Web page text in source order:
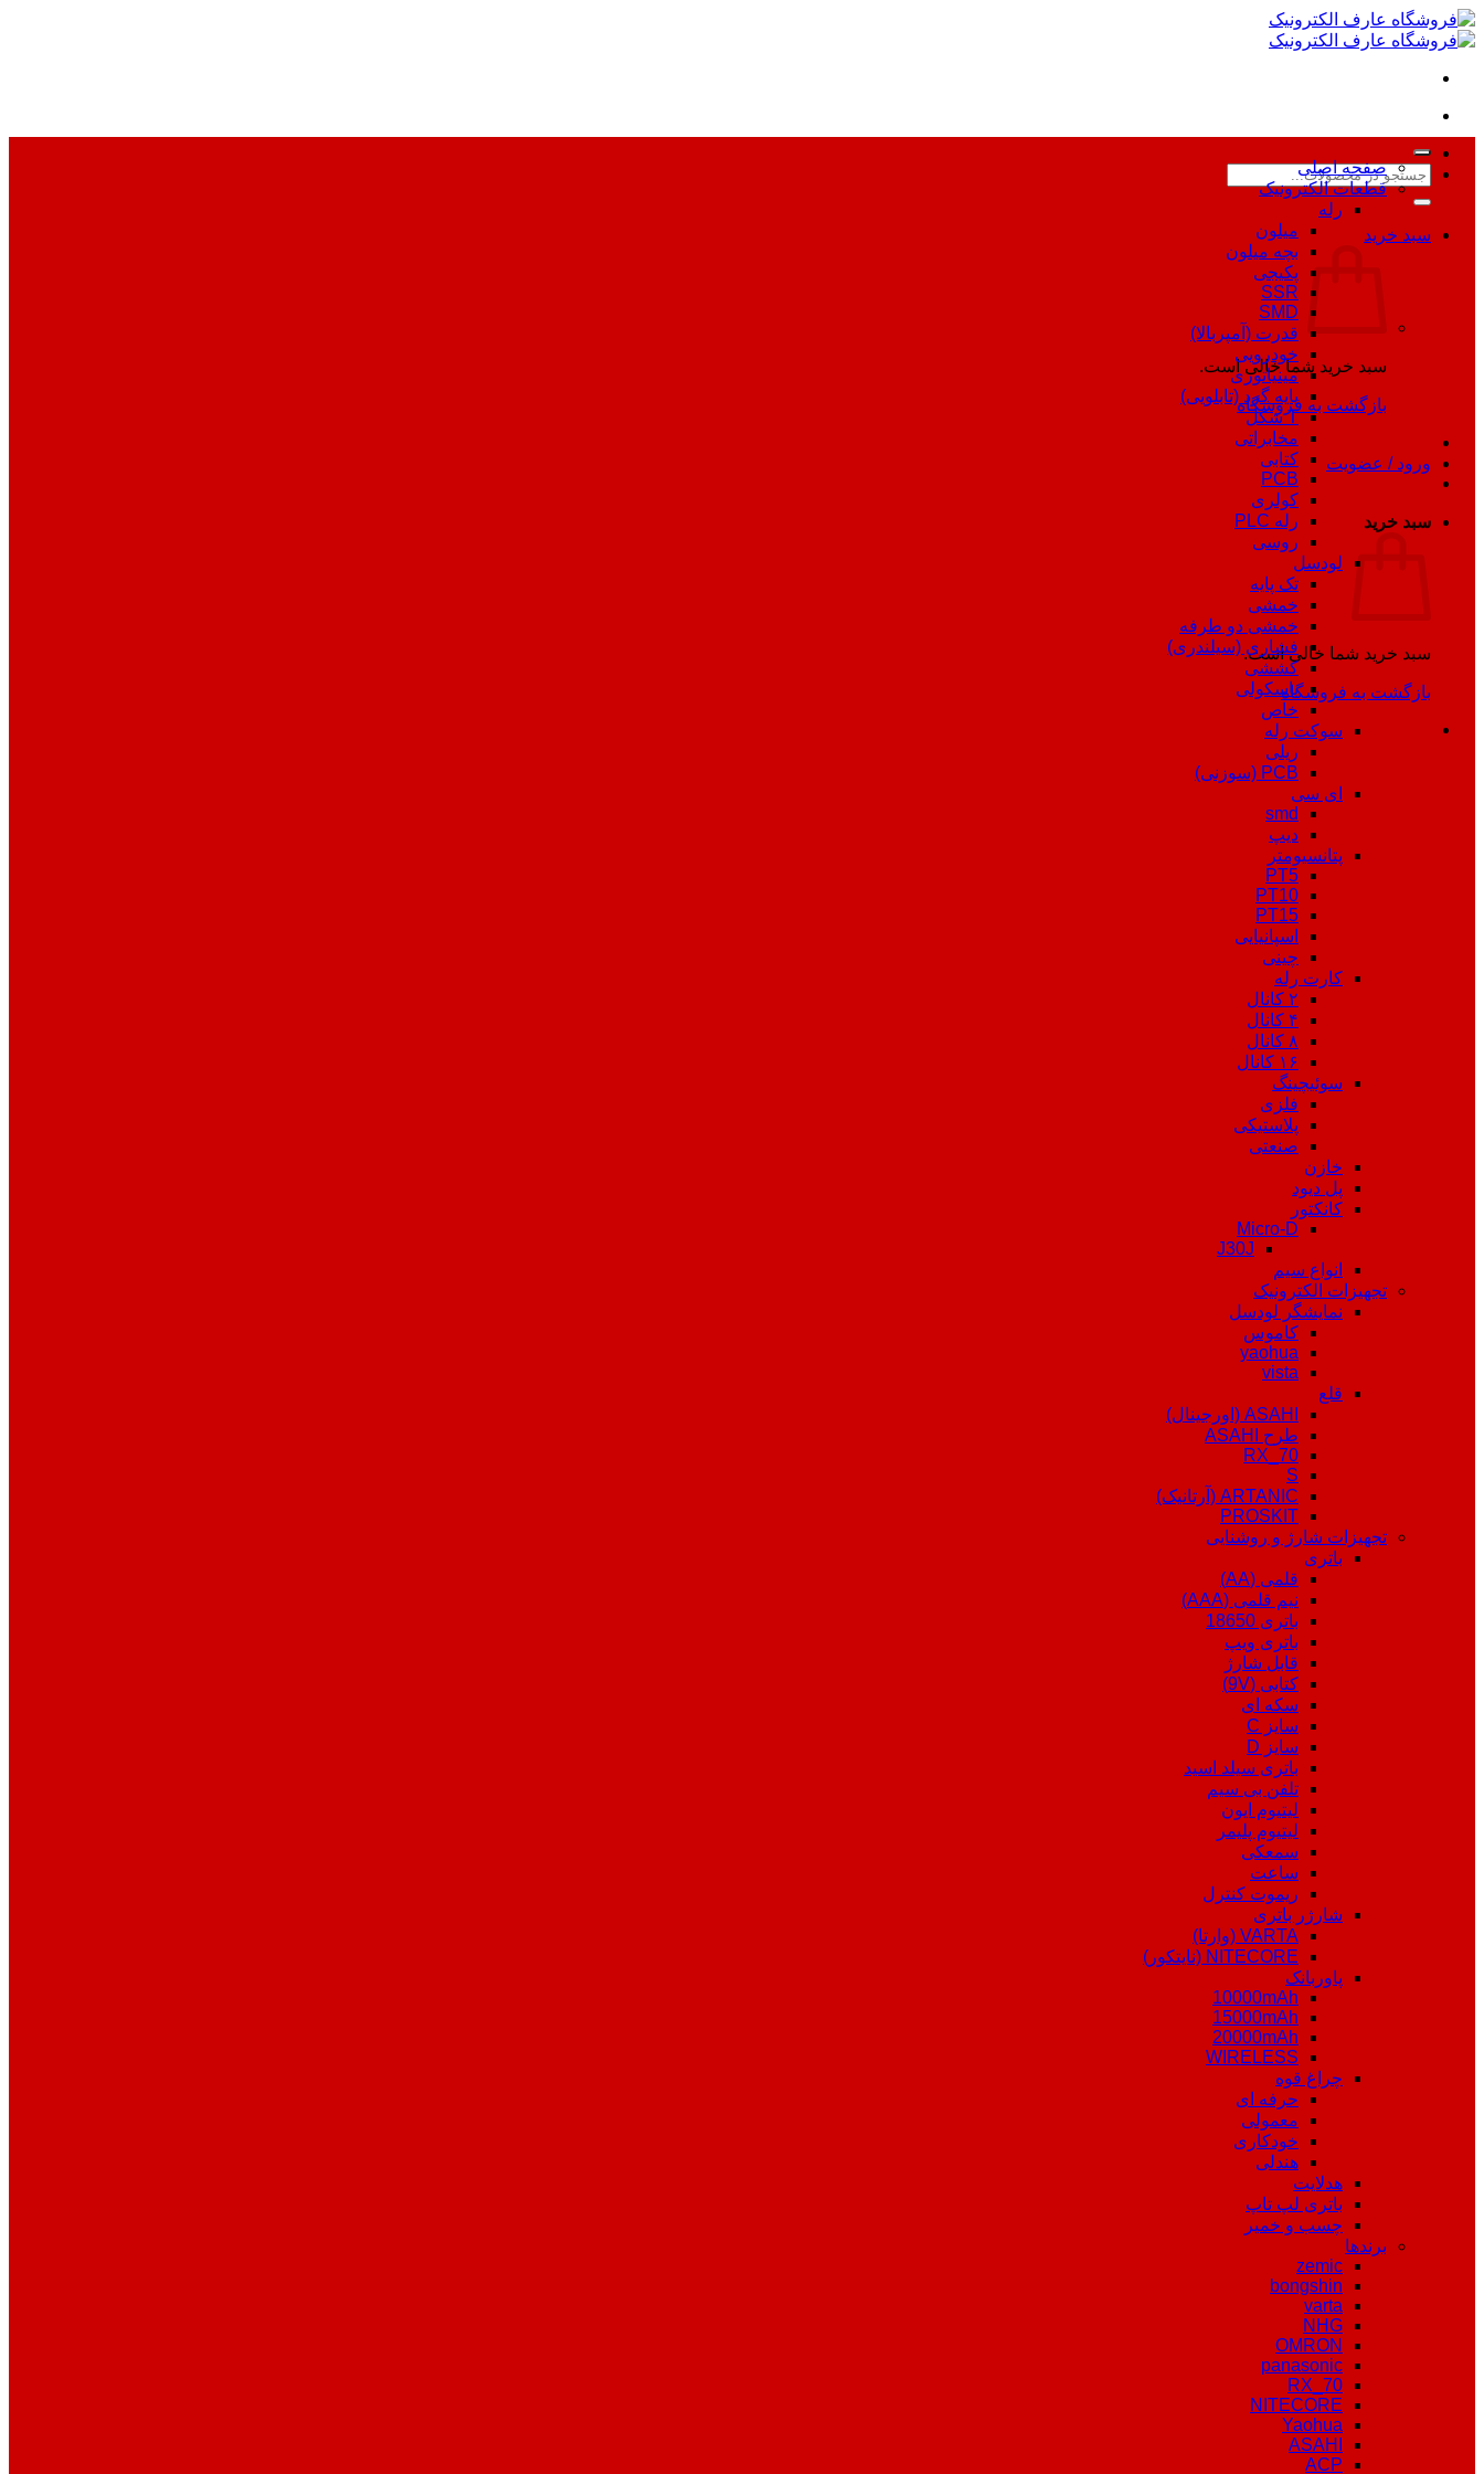
Skip
to
content
جستجو
برای:
سبد خرید
سبد خرید شما خالی است.
بازگشت به فروشگاه
ورود / عضویت
سبد خرید
سبد خرید شما خالی است.
بازگشت به فروشگاه
صفحه اصلی
قطعات الکترونیک
رله
میلون
بچه میلون
پکیجی
SSR
SMD
قدرت (آمپربالا)
خودرویی
مینیاتوری
پایه گرد (تابلویی)
T شکل
مخابراتی
کتابی
PCB
کولری
رله PLC
روسی
لودسل
تک پایه
خمشی
خمشی دو طرفه
فشاری (سیلندری)
کششی
باسکولی
خاص
سوکت رله
ریلی
PCB (سوزنی)
ای سی
smd
دیپ
پتانسیومتر
PT5
PT10
PT15
اسپانیایی
چینی
کارت رله
۲ کانال
۴ کانال
۸ کانال
۱۶ کانال
سوئیچینگ
فلزی
پلاستیکی
صنعتی
خازن
پل دیود
کانکتور
Micro-D
J30J
انواع سیم
تجهیزات الکترونیک
نمایشگر لودسل
کاموس
yaohua
vista
قلع
ASAHI (اورجینال)
طرح ASAHI
RX_70
S
ARTANIC (آرتانیک)
PROSKIT
تجهیزات شارژ و روشنایی
باتری
قلمی (AA)
نیم قلمی (AAA)
باتری 18650
باتری ویپ
قابل شارژ
کتابی (9V)
سکه ای
سایز C
سایز D
باتری سیلد اسید
تلفن بی سیم
لیتیوم ایون
لیتیوم پلیمر
سمعکی
ساعت
ریموت کنترل
شارژر باتری
VARTA (وارتا)
NITECORE (نایتکور)
پاوربانک
10000mAh
15000mAh
20000mAh
WIRELESS
چراغ قوه
حرفه ای
معمولی
خودکاری
هندلی
هدلایت
باتری لپ تاپ
چسب و خمیر
برندها
zemic
bongshin
varta
NHG
OMRON
panasonic
RX_70
NITECORE
Yaohua
ASAHI
ACP